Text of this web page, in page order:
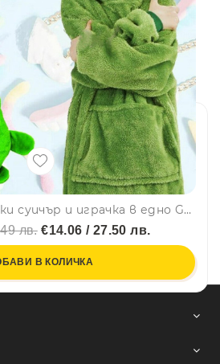
2в1 Плюшен детски суичър и играчка в едно GREEN Huggle Pets, Детенце учи
лв.€14.06 / 27.50 лв.
В КОЛИЧКА